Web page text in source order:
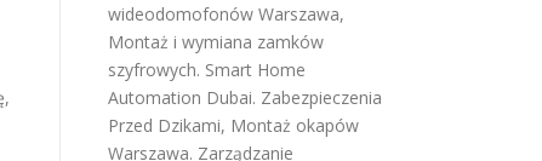
wideodomofonów Warszawa,
Montaż i wymiana zamków
szyfrowych. Smart Home
Automation Dubai. Zabezpieczenia
Przed Dzikami, Montaż okapów
Warszawa. Zarządzanie